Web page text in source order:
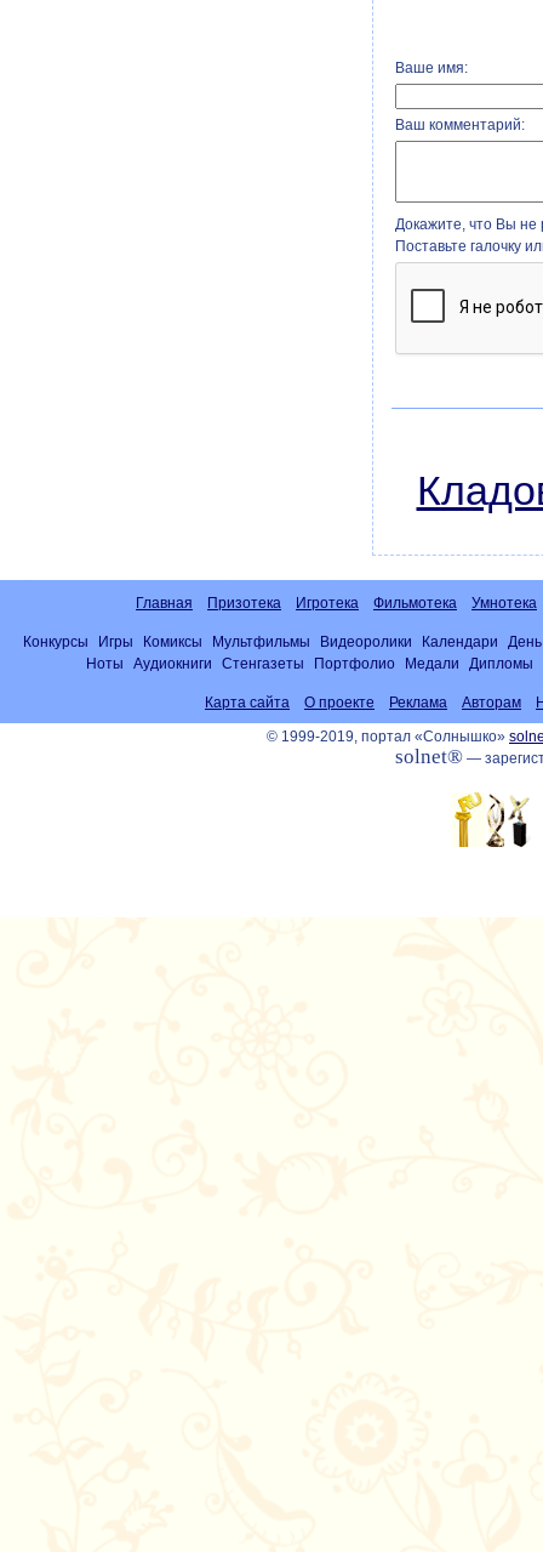
Ваше имя:
Ваш комментарий:
Докажите, что Вы не
Поставьте галочку
Главная Призотека Игротека Фильмотека Умнотека
Конкурсы Игры Комиксы Мультфильмы Видеоролики Календари
Ноты
Аудиокниги Стенгазеты Портфолио Медали Дипломы
Карта сайта О проекте Реклама Авторам
© 1999-2019, портал «Солнышко»
solnet®—